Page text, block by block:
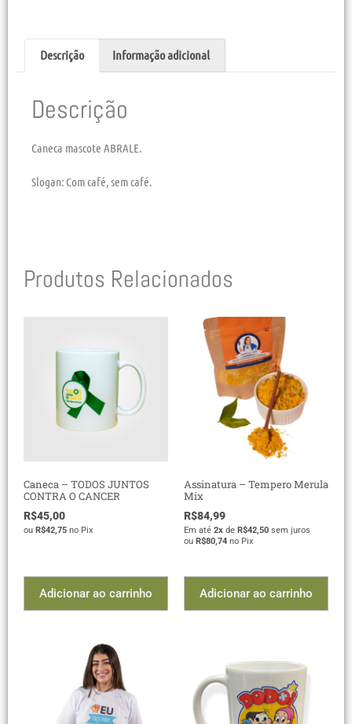
Descrição Informação adicional
Descrição
Caneca mascote ABRALE.
Slogan: Com café, sem café.
Produtos Relacionados
Caneca – TODOS JUNTOS
CONTRA O CANCER
R$45,00
ou R$42,75 no Pix
Adicionar ao carrinho
Assinatura – Tempero Merula
Mix
R$84,99
Em até 2x de R$42,50 sem juros
ou R$80,74 no Pix
Adicionar ao carrinho